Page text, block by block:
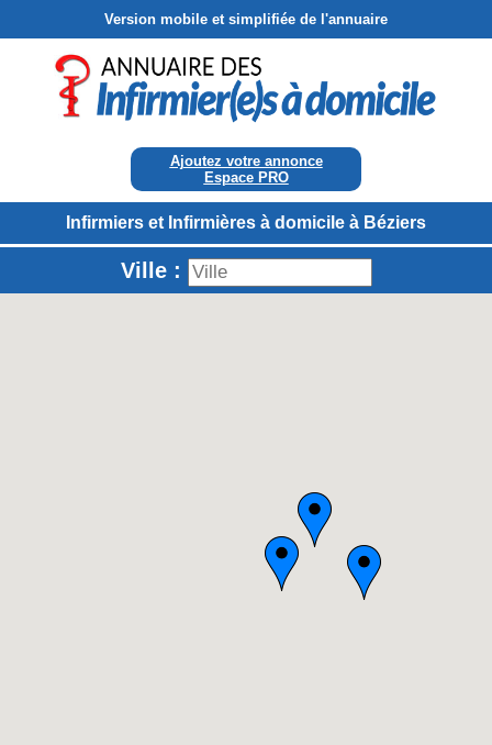
Version mobile et simplifiée de l'annuaire
Ajoutez votre annonce
Espace PRO
Infirmiers et Infirmières à domicile à Béziers
Ville :